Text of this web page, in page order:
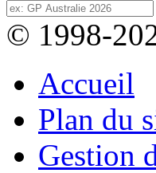
© 1998-
Accueil
Plan du
Gestion